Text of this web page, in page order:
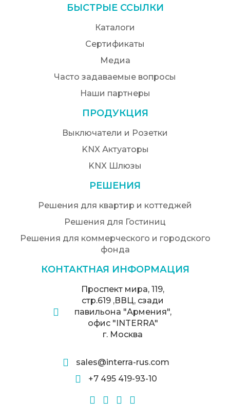
БЫСТРЫЕ ССЫЛКИ
Каталоги
Сертификаты
Медиа
Часто задаваемые вопросы
Наши партнеры
ПРОДУКЦИЯ
Выключатели и Розетки
KNX Актуаторы
KNX Шлюзы
РЕШЕНИЯ
Решения для квартир и коттеджей
Решения для Гостиниц
Решения для коммерческого и городского
фонда
КОНТАКТНАЯ ИНФОРМАЦИЯ
Проспект мира, 119,
стр.619 ,ВВЦ, сзади
павильона "Армения",
офис "INTERRA"
г. Москва
sales@interra-rus.com
+7 495 419-93-10